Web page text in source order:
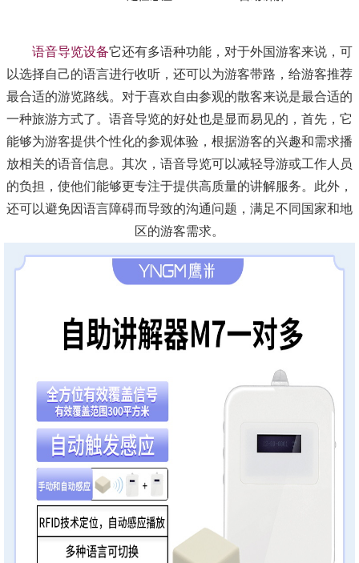
语音导览设备它还有多语种功能，对于外国游客来说，可
以选择自己的语言进行收听，还可以为游客带路，给游客推荐
最合适的游览路线。对于喜欢自由参观的散客来说是最合适的
一种旅游方式了。语音导览的好处也是显而易见的，首先，它
能够为游客提供个性化的参观体验，根据游客的兴趣和需求播
放相关的语音信息。其次，语音导览可以减轻导游或工作人员
的负担，使他们能够更专注于提供高质量的讲解服务。此外，
还可以避免因语言障碍而导致的沟通问题，满足不同国家和地
区的游客需求。